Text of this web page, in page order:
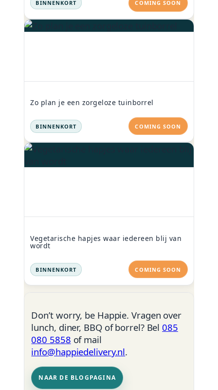
BINNENKORT COMING SOON
Zo plan je een zorgeloze tuinborrel
BINNENKORT COMING SOON
Vegetarische hapjes waar iedereen blij van
wordt
BINNENKORT COMING SOON
Don’t worry, be Happie. Vragen over
lunch, diner, BBQ of borrel? Bel 085
080 5858 of mail
info@happiedelivery.nl.
NAAR DE BLOGPAGINA